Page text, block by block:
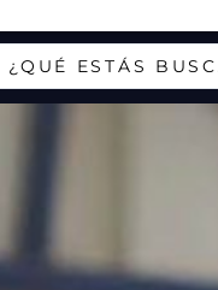
Animal
incorpora a nuevo